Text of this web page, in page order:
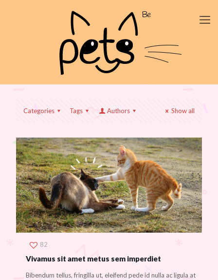
Categories Tags Authors Show all
82
Vivamus sit amet metus sem imperdiet
Bibendum tellus, fringilla ut, eleifend pede id nulla ac ligula at